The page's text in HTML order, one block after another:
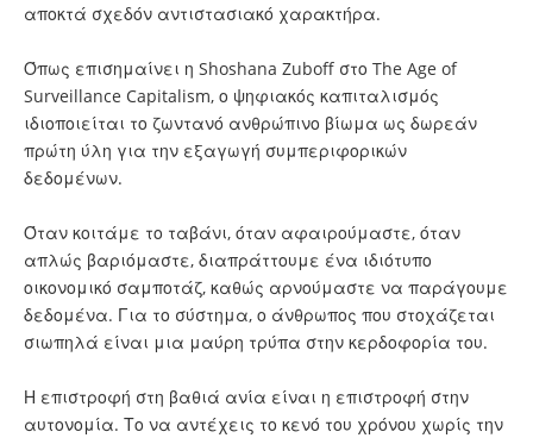
αποκτά σχεδόν αντιστασιακό χαρακτήρα.
Όπως επισημαίνει η Shoshana Zuboff στο The Age of
Surveillance Capitalism, ο ψηφιακός καπιταλισμός
ιδιοποιείται το ζωντανό ανθρώπινο βίωμα ως δωρεάν
πρώτη ύλη για την εξαγωγή συμπεριφορικών
δεδομένων.
Όταν κοιτάμε το ταβάνι, όταν αφαιρούμαστε, όταν
απλώς βαριόμαστε, διαπράττουμε ένα ιδιότυπο
οικονομικό σαμποτάζ, καθώς αρνούμαστε να παράγουμε
δεδομένα. Για το σύστημα, ο άνθρωπος που στοχάζεται
σιωπηλά είναι μια μαύρη τρύπα στην κερδοφορία του.
Η επιστροφή στη βαθιά ανία είναι η επιστροφή στην
αυτονομία. Το να αντέχεις το κενό του χρόνου χωρίς την